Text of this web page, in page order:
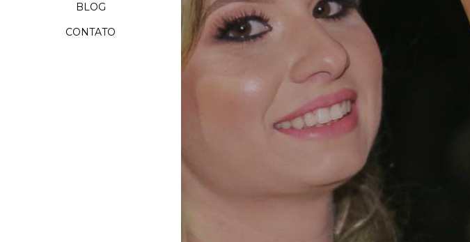
BLOG
CONTATO